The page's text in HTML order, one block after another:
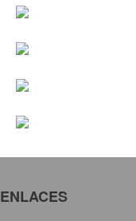
Cables y Conectores
Instrumento
ENLACES